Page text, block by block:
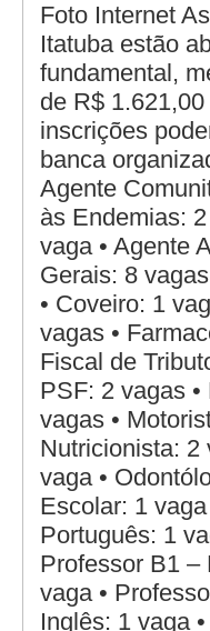
Foto Internet
Itatuba estão
fundamental,
de R$
inscrições
banca
Agente
às Endemias:
vaga • Agente
Gerais: 8
• Coveiro: 1
vagas •
Fiscal de
PSF: 2 vagas
vagas •
Nutricionista: 2
vaga •
Escolar: 1
Português: 1
Professor B1 –
vaga •
Inglês: 1 vaga